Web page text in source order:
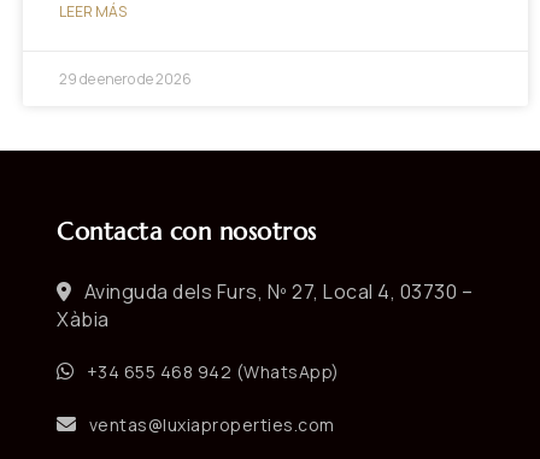
LEER MÁS
29 de enero de 2026
Contacta con nosotros
Avinguda dels Furs, Nº 27, Local 4, 03730 –
Xàbia
+34 655 468 942 (WhatsApp)
ventas@luxiaproperties.com